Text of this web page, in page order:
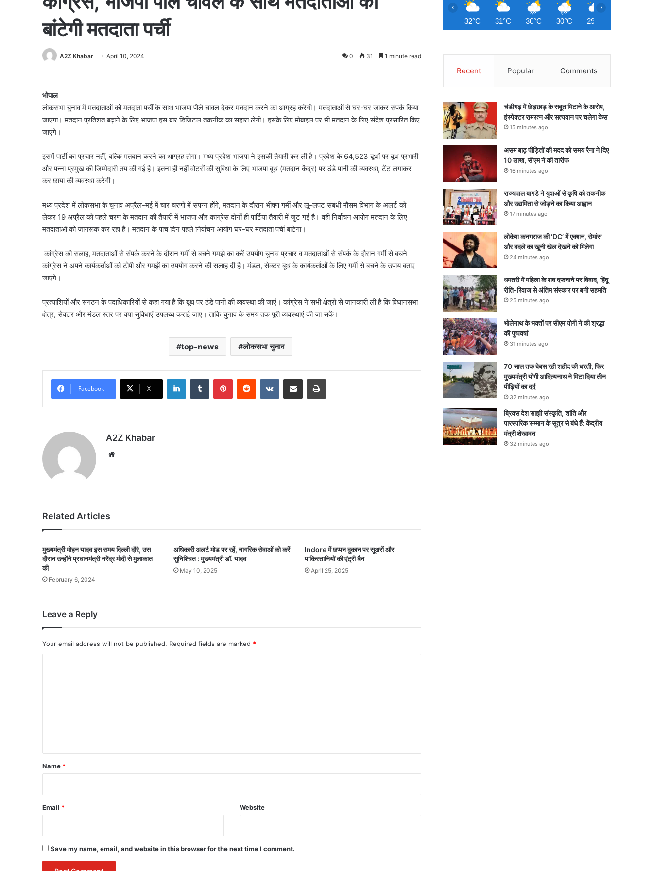
बांटेगी मतदाता पर्ची
A2Z Khabar April 10, 2024 0 31 1 minute read
भोपाल
लोकसभा चुनाव में मतदाताओं को मतदाता पर्ची के साथ भाजपा पीले चावल देकर मतदान करने का आग्रह करेगी। मतदाताओं से घर-घर जाकर संपर्क किया
जाएगा। मतदान प्रतिशत बढ़ाने के लिए भाजपा इस बार डिजिटल तकनीक का सहारा लेगी। इसके लिए मोबाइल पर भी मतदान के लिए संदेश प्रसारित किए
जाएंगे।
इसमें पार्टी का प्रचार नहीं, बल्कि मतदान करने का आग्रह होगा। मध्य प्रदेश भाजपा ने इसकी तैयारी कर ली है। प्रदेश के 64,523 बूथों पर बूथ प्रभारी
और पन्ना प्रमुख की जिम्मेदारी तय की गई है। इतना ही नहीं वोटरों की सुविधा के लिए भाजपा बूथ (मतदान केंद्र) पर ठंडे पानी की व्यवस्था, टेंट लगाकर
कर छाया की व्यवस्था करेगी।
मध्य प्रदेश में लोकसभा के चुनाव अप्रैल-मई में चार चरणों में संपन्न होंगे, मतदान के दौरान भीषण गर्मी और लू-लपट संबंधी मौसम विभाग के अलर्ट को
लेकर 19 अप्रैल को पहले चरण के मतदान की तैयारी में भाजपा और कांग्रेस दोनों ही पार्टियां तैयारी में जुट गई है। वहीं निर्वाचन आयोग मतदान के लिए
मतदाताओं को जागरूक कर रहा है। मतदान के पांच दिन पहले निर्वाचन आयोग घर-घर मतदाता पर्ची बाटेगा।
कांग्रेस की सलाह, मतदाताओं से संपर्क करने के दौरान गर्मी से बचने गमझे का करें उपयोग चुनाव प्रचार व मतदाताओं से संपर्क के दौरान गर्मी से बचने
कांग्रेस ने अपने कार्यकर्ताओं को टोपी और गमझें का उपयोग करने की सलाह दी है। मंडल, सेक्टर बूथ के कार्यकर्ताओं के लिए गर्मी से बचने के उपाय बताए
जाएंगे।
प्रत्याशियों और संगठन के पदाधिकारियों से कहा गया है कि बूथ पर ठंडे पानी की व्यवस्था की जाएं। कांग्रेस ने सभी क्षेत्रों से जानकारी ली है कि विधानसभा
क्षेत्र, सेक्टर और मंडल स्तर पर क्या सुविधाएं उपलब्ध कराई जाए। ताकि चुनाव के समय तक पूरी व्यवस्थाएं की जा सकें।
top-news लोकसभा चुनाव
Facebook X
LinkedInTumblr PinterestReddit VKontakteShare via Email Print
A2Z Khabar
Related Articles
मुख्यमंत्री मोहन यादव इस समय दिल्ली दौरे, उस
दौरान उन्होंने प्रधानमंत्री नरेंद्र मोदी से मुलाकात
की
February 6, 2024
अधिकारी अलर्ट मोड पर रहें, नागरिक सेवाओं को करें
सुनिश्चित : मुख्यमंत्री डॉ. यादव
May 10, 2025
Indore में छप्पन दुकान पर सूअरों और
पाकिस्तानियों की एंट्री बैन
April 25, 2025
Leave a Reply
Your email address will not be published. Required fields are marked *
*
Name *
Email * Website
Save my name, email, and website in this browser for the next time I comment.
32°C 31°C 30°C 30°C 29°C
‹ ›
Recent Popular Comments
चंडीगढ़ में छेड़छाड़ के सबूत मिटाने के आरोप,
इंस्पेक्टर रामरत्न और सत्यवान पर चलेगा केस
15 minutes ago
असम बाढ़ पीड़ितों की मदद को समय रैना ने दिए
10 लाख, सीएम ने की तारीफ
16 minutes ago
राज्यपाल बागडे ने युवाओं से कृषि को तकनीक
और उद्यमिता से जोड़ने का किया आह्वान
17 minutes ago
लोकेश कनगराज की ‘DC’ में एक्शन, रोमांस
और बदले का खूनी खेल देखने को मिलेगा
24 minutes ago
धमतरी में महिला के शव दफनाने पर विवाद, हिंदू
रीति-रिवाज से अंतिम संस्कार पर बनी सहमति
25 minutes ago
भोलेनाथ के भक्तों पर सीएम योगी ने की श्रद्धा
की पुष्पवर्षा
31 minutes ago
70 साल तक बेबस रही शहीद की धरती, फिर
मुख्यमंत्री योगी आदित्यनाथ ने मिटा दिया तीन
पीढ़ियों का दर्द
32 minutes ago
ब्रिक्स देश साझी संस्कृति, शांति और
पारस्परिक सम्मान के सूत्र से बंधे हैं: केंद्रीय
मंत्री शेखावत
32 minutes ago